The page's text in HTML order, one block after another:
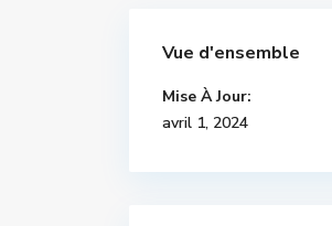
Vue d'ensemble
Mise À Jour:
avril 1, 2024